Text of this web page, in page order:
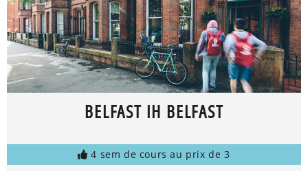
BELFAST IH BELFAST
4 sem de cours au prix de 3